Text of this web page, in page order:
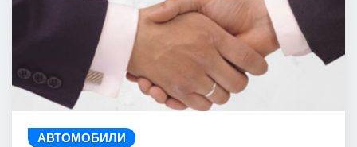
АВТОМОБИЛИ